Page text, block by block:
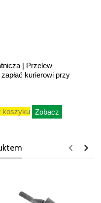
| Przelew
kurierowi przy
koszyku Zobacz